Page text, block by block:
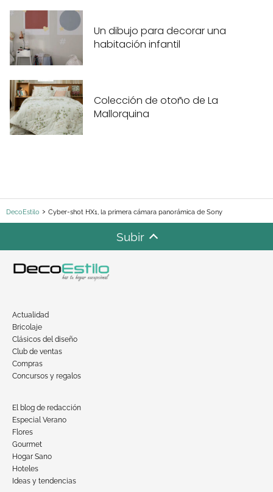
Un dibujo para decorar una
habitación infantil
Colección de otoño de La
Mallorquina
DecoEstilo Cyber-shot HX1, la primera cámara panorámica de Sony
Subir
Actualidad
Bricolaje
Clásicos del diseño
Club de ventas
Compras
Concursos y regalos
El blog de redacción
Especial Verano
Flores
Gourmet
Hogar Sano
Hoteles
Ideas y tendencias